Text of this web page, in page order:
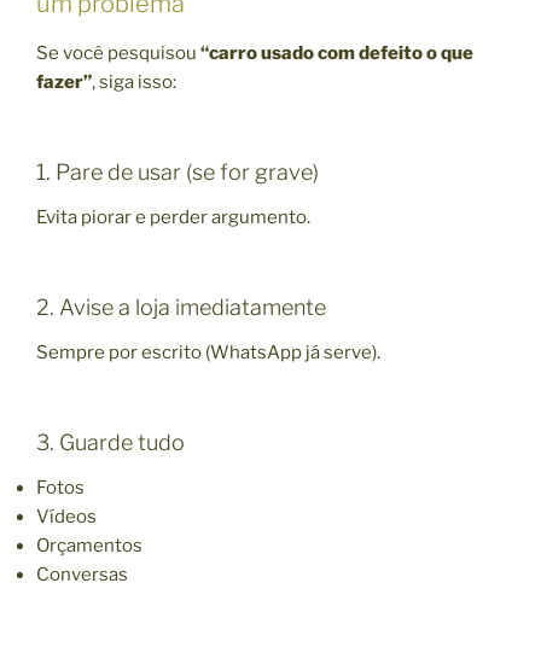
Se você pesquisou “carro usado com defeito o que
fazer”, siga isso:
1. Pare de usar (se for grave)
Evita piorar e perder argumento.
2. Avise a loja imediatamente
Sempre por escrito (WhatsApp já serve).
3. Guarde tudo
Fotos
Vídeos
Orçamentos
Conversas